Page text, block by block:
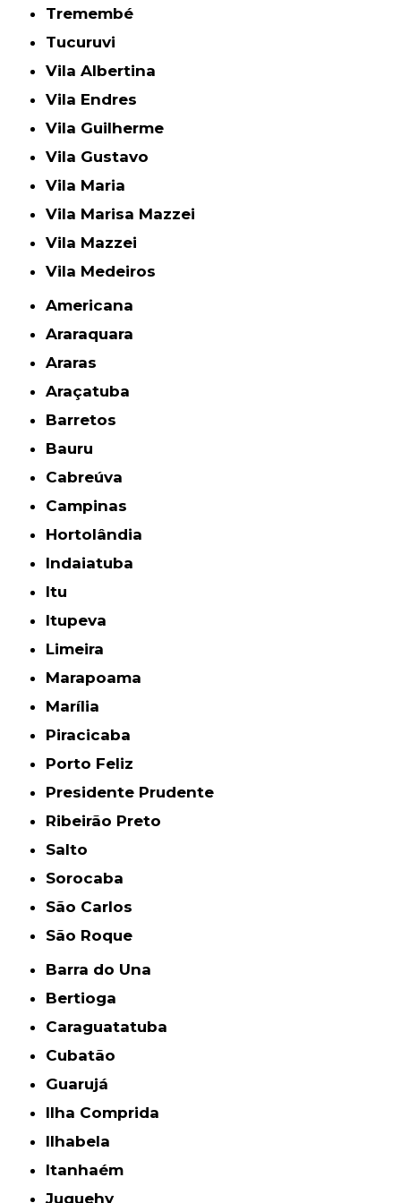
Tremembé
Tucuruvi
Vila Albertina
Vila Endres
Vila Guilherme
Vila Gustavo
Vila Maria
Vila Marisa Mazzei
Vila Mazzei
Vila Medeiros
Americana
Araraquara
Araras
Araçatuba
Barretos
Bauru
Cabreúva
Campinas
Hortolândia
Indaiatuba
Itu
Itupeva
Limeira
Marapoama
Marília
Piracicaba
Porto Feliz
Presidente Prudente
Ribeirão Preto
Salto
Sorocaba
São Carlos
São Roque
Barra do Una
Bertioga
Caraguatatuba
Cubatão
Guarujá
Ilha Comprida
Ilhabela
Itanhaém
Juquehy